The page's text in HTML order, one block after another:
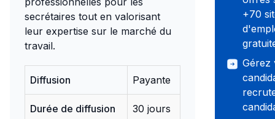
secrétaires tout en valorisant
leur expertise sur le marché du
travail.
Diffusion Payante
Durée de diffusion 30 jours
+70
Gérez